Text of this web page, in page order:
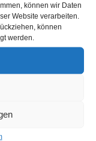
können wir Daten
Website verarbeiten.
können
werden.
Month
1